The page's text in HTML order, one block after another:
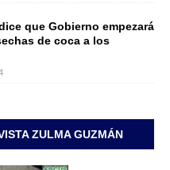
que Gobierno empezará
de coca a los
ZULMA GUZMÁN